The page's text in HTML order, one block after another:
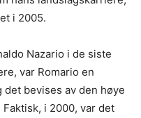
i 2005.
Nazario i de siste
var Romario en
bevises av den høye
i 2000, var det